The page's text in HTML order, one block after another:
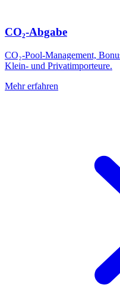
CO₂-Abgabe
CO₂-Pool-Management,
Klein- und Privatimporteure.
Mehr erfahren